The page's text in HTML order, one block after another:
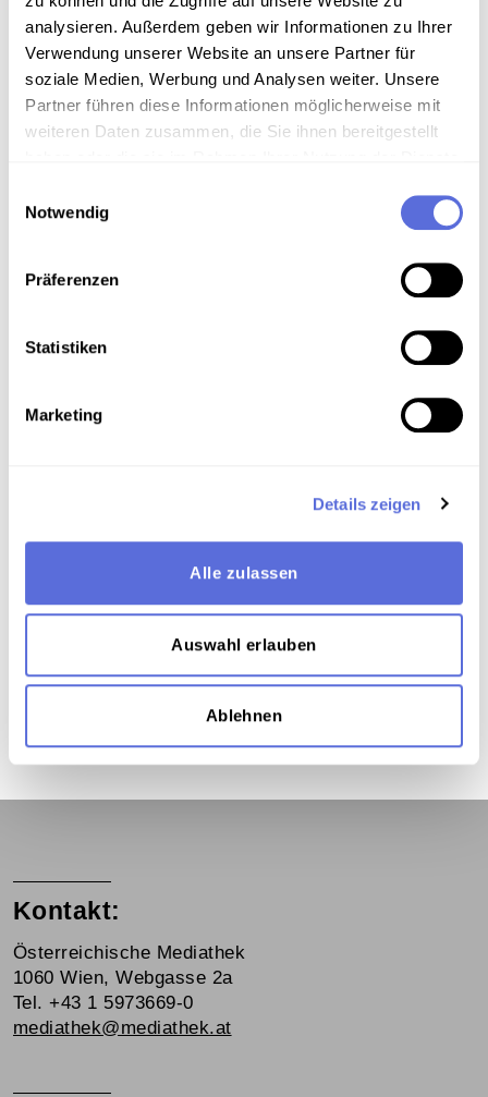
analysieren. Außerdem geben wir Informationen zu Ihrer
Verwendung unserer Website an unsere Partner für
soziale Medien, Werbung und Analysen weiter. Unsere
Partner führen diese Informationen möglicherweise mit
weiteren Daten zusammen, die Sie ihnen bereitgestellt
Notwendig
Präferenzen
Statistiken
Marketing
Details zeigen
Alle zulassen
Auswahl erlauben
Ablehnen
Download
Verortung in der digitalen Sammlung
Unveröffentlichte
Das Medium in Onlineausstellungen
Dieses Medium wird hier verwendet:
Die Zweite Republik
Kontakt:
Österreichische Mediathek
1060 Wien, Webgasse 2a
Tel. +43 1 5973669-0
mediathek@mediathek.at